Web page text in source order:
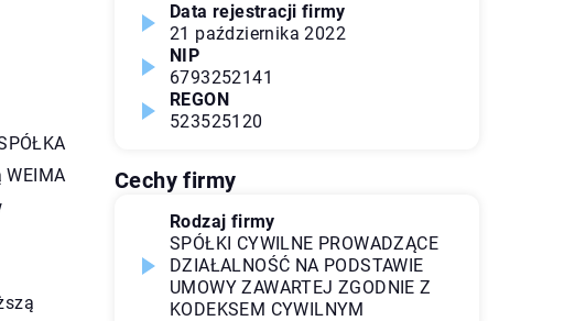
Data rejestracji firmy
21 października 2022
NIP
6793252141
REGON
523525120
Cechy firmy
Rodzaj firmy
SPÓŁKI CYWILNE PROWADZĄCE
DZIAŁALNOŚĆ NA PODSTAWIE
UMOWY ZAWARTEJ ZGODNIE Z
KODEKSEM CYWILNYM